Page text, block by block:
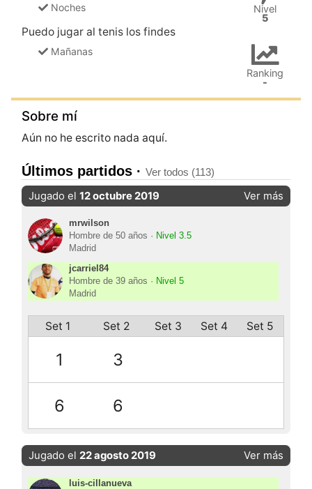
Noches
Puedo jugar al tenis los findes
Mañanas
Nivel
5
Ranking
-
Sobre mí
Aún no he escrito nada aquí.
Últimos partidos ·Ver todos (113)
Jugado el12 octubre 2019 Ver más
mrwilson
Hombre de 50 años · Nivel 3.5
Madrid
jcarriel84
Hombre de 39 años · Nivel 5
Madrid
Set 1 Set 2 Set 3 Set 4 Set 5
1 3
6 6
Jugado el 22 agosto 2019 Ver más
luis-cillanueva